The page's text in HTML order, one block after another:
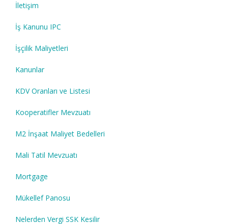
İletişim
İş Kanunu IPC
İşçilik Maliyetleri
Kanunlar
KDV Oranları ve Listesi
Kooperatifler Mevzuatı
M2 İnşaat Maliyet Bedelleri
Mali Tatil Mevzuatı
Mortgage
Mükellef Panosu
Nelerden Vergi SSK Kesilir